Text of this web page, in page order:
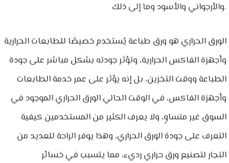
والأرجواني والأسود وما إلى ذلك.
الورق الحراري هو ورق طباعة يُستخدم خصيصًا للطابعات الحرارية
وأجهزة الفاكس الحرارية، وتؤثر جودته بشكل مباشر على جودة
الطباعة ووقت التخزين، بل إنه يؤثر على عمر خدمة الطابعات
وأجهزة الفاكس، في الوقت الحالي الورق الحراري الموجود في
السوق غير متساوٍ، ولا يعرف الكثير من المستخدمين كيفية
التعرف على جودة الورق الحراري، وهذا يوفر الراحة للعديد من
التجار لتصنيع ورق حراري رديء، مما يتسبب في خسائر